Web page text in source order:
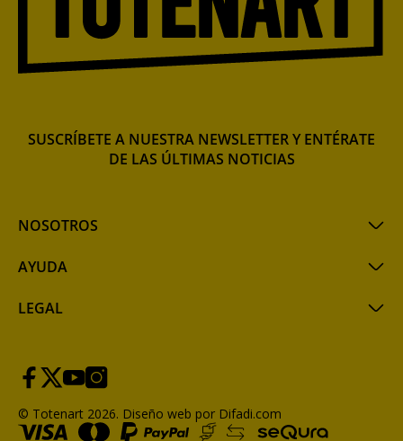
NOSOTROS
AYUDA
LEGAL
SUSCRÍBETE A NUESTRA NEWSLETTER Y ENTÉRATE
DE LAS ÚLTIMAS NOTICIAS
© Totenart 2026. Diseño web por Difadi.com